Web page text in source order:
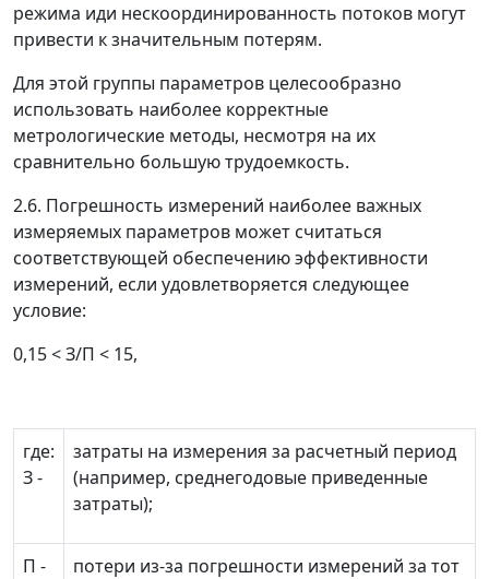
режима иди нескоординированность потоков могут
привести к значительным потерям.
Для этой группы параметров целесообразно
использовать наиболее корректные
метрологические методы, несмотря на их
сравнительно большую трудоемкость.
2.6. Погрешность измерений наиболее важных
измеряемых параметров может считаться
соответствующей обеспечению эффективности
измерений, если удовлетворяется следующее
условие:
0,15 < З/П < 15,
где:
З-
затраты на измерения за расчетный период
(например, среднегодовые приведенные
затраты);
П -
потери из-за погрешности измерений за тот